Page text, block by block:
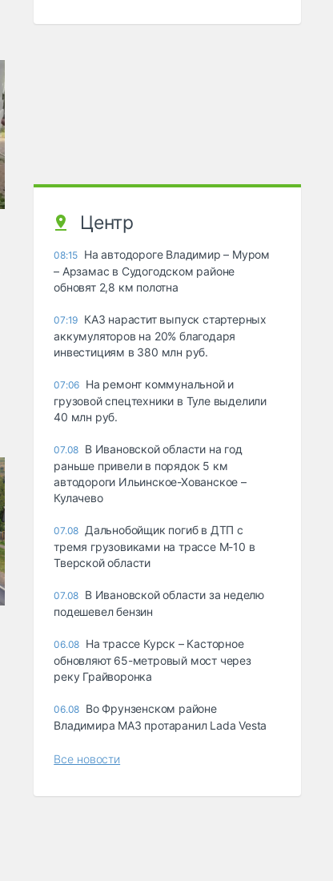
Центр
08:15 На автодороге Владимир – Муром
– Арзамас в Судогодском районе
обновят 2,8 км полотна
07:19 КАЗ нарастит выпуск стартерных
аккумуляторов на 20% благодаря
инвестициям в 380 млн руб.
07:06 На ремонт коммунальной и
грузовой спецтехники в Туле выделили
40 млн руб.
07.08 В Ивановской области на год
раньше привели в порядок 5 км
автодороги Ильинское-Хованское –
Кулачево
07.08 Дальнобойщик погиб в ДТП с
тремя грузовиками на трассе М-10 в
Тверской области
07.08 В Ивановской области за неделю
подешевел бензин
06.08 На трассе Курск – Касторное
обновляют 65-метровый мост через
реку Грайворонка
06.08 Во Фрунзенском районе
Владимира МАЗ протаранил Lada Vesta
Все новости